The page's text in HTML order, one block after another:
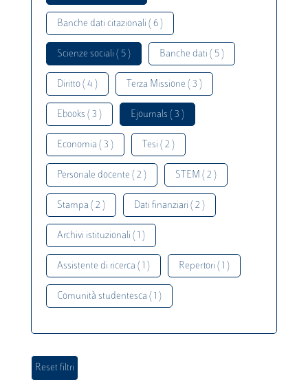
Banche dati citazionali ( 6 )
Scienze sociali ( 5 ) Banche dati ( 5 )
Diritto ( 4 ) Terza Missione ( 3 )
Ebooks ( 3 ) Ejournals ( 3 )
Economia ( 3 ) Tesi ( 2 )
Personale docente ( 2 ) STEM ( 2 )
Stampa ( 2 ) Dati finanziari ( 2 )
Archivi istituzionali ( 1 )
Assistente di ricerca ( 1 ) Repertori ( 1 )
Comunità studentesca ( 1 )